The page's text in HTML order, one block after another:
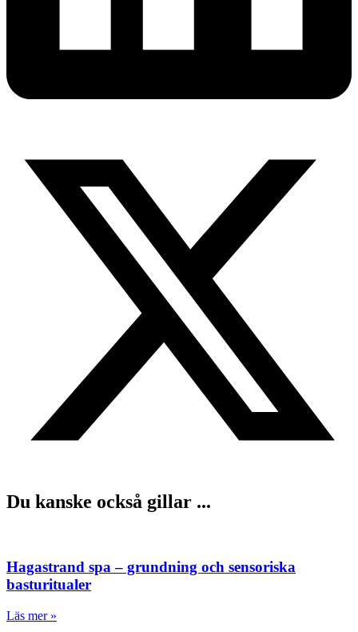
Du kanske också gillar ...
Hagastrand spa – grundning och sensoriska
basturitualer
Läs mer »